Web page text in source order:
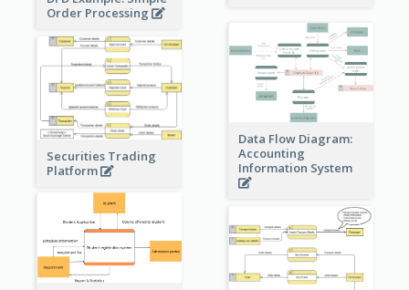
Order Processing
Data Flow Diagram:
Accounting
Information System
Securities Trading
Platform